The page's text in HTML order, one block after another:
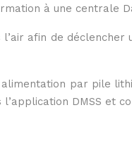
à une centrale
afin de
par pile
DMSS et